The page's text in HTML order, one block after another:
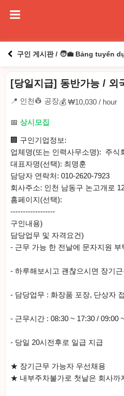
구인 게시판 / 🧑‍💼 Bảng tuyển
[당일지급] 동반가능 / 외
📍 인천👷 공장💰 ₩10,030 / hour
📅 상시모집
🏢 구인기업정보:
업체명(또는 인력사무소명): 주식
대표자명(선택): 최명훈
담당자 연락처: 010-2620-7923
회사주소: 인천 남동구 논고개로
홈페이지(선택):
------------------
구인내용)
담당업무 및 자격요건)
- 근무 가능 한 전날에 문자지원 부
- 하루해보시고 괜찮으시면 장기
- 담당업무 : 화장품 포장, 단상자
- 근무시간 : 08:30 ~ 17:30 / 09:00
- 당일 20시전후로 일급 지급
★ 장기근무 가능자 우선채용
★ 내부주차불가로 첫날은 회사까